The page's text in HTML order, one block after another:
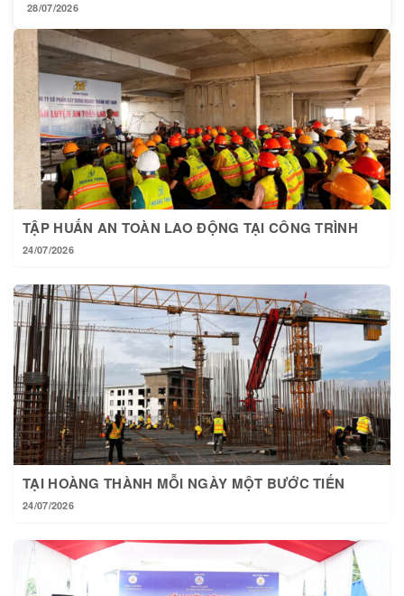
28/07/2026
TẬP HUẤN AN TOÀN LAO ĐỘNG TẠI CÔNG TRÌNH
24/07/2026
TẠI HOÀNG THÀNH MỖI NGÀY MỘT BƯỚC TIẾN
24/07/2026